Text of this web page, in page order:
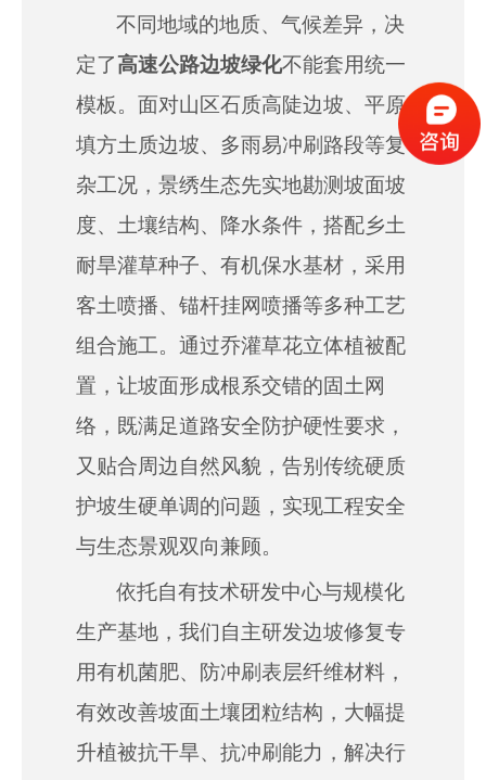
不同地域的地质、气候差异，决
定了高速公路边坡绿化不能套用统一
模板。面对山区石质高陡边坡、平原
填方土质边坡、多雨易冲刷路段等复
杂工况，景绣生态先实地勘测坡面坡
度、土壤结构、降水条件，搭配乡土
耐旱灌草种子、有机保水基材，采用
客土喷播、锚杆挂网喷播等多种工艺
组合施工。通过乔灌草花立体植被配
置，让坡面形成根系交错的固土网
络，既满足道路安全防护硬性要求，
又贴合周边自然风貌，告别传统硬质
护坡生硬单调的问题，实现工程安全
与生态景观双向兼顾。
依托自有技术研发中心与规模化
生产基地，我们自主研发边坡修复专
用有机菌肥、防冲刷表层纤维材料，
有效改善坡面土壤团粒结构，大幅提
升植被抗干旱、抗冲刷能力，解决行